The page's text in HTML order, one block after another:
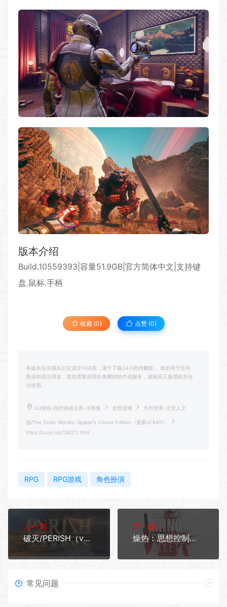
版本介绍
Build.10559393|容量51.9GB|官方简体中文|支持键
盘.鼠标.手柄
收藏 (0) 点赞 (0)
本版本仅供朋友们交流学习试用，请于下载24小时内删除， 请勿用于任何
商业和违法用途，若您需要使用非免费的软件或服务，请购买正版授权并合
法使用。
UU游戏-你的游戏仓库-小韩兔 全部游戏 天外世界-太空人之
选/The Outer Worlds: Spacer’s Choice Edition（更新v1.6411）
https://uuyx.vip/13627/.html
RPG RPG游戏 角色扮演
上一篇：
破灭/PERISH（v6860）
下一篇：
燥热：思想控制删除/SUPERHOT: MIND CONTROL DELETE（更新v20230627）
常见问题